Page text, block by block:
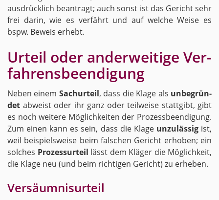
aus­drück­lich be­an­tragt; auch sonst ist das Ge­richt sehr
frei darin, wie es ver­fährt und auf wel­che Weise es
bspw. Be­weis er­hebt.
Ur­teil oder an­der­wei­ti­ge Ver­
fah­rens­be­en­di­gung
Neben einem Sa­chur­teil, dass die Klage als un­be­grün­
det ab­weist oder ihr ganz oder teil­wei­se statt­gibt, gibt
es noch wei­te­re Mög­lich­kei­ten der Pro­zess­be­en­di­gung.
Zum einen kann es sein, dass die Klage un­zu­läs­sigist,
weil bei­spiels­wei­se beim fal­schen Ge­richt er­ho­ben; ein
sol­ches Pro­zes­s­ur­teil lässt dem Klä­ger die Mög­lich­keit,
die Klage neu (und beim rich­ti­gen Ge­richt) zu er­he­ben.
Ver­säum­nis­ur­teil